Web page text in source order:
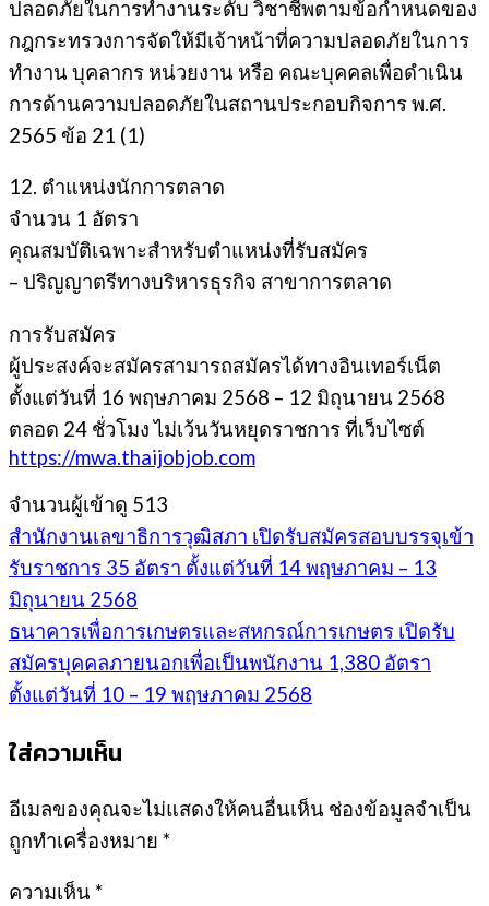
ปลอดภัยในการทํางานระดับ วิชาชีพตามข้อกําหนดของ
กฎกระทรวงการจัดให้มีเจ้าหน้าที่ความปลอดภัยในการ
ทํางาน บุคลากร หน่วยงาน หรือ คณะบุคคลเพื่อดําเนิน
การด้านความปลอดภัยในสถานประกอบกิจการ พ.ศ.
2565 ข้อ 21 (1)
12. ตำแหน่งนักการตลาด
จํานวน 1 อัตรา
คุณสมบัติเฉพาะสำหรับตำแหน่งที่รับสมัคร
– ปริญญาตรีทางบริหารธุรกิจ สาขาการตลาด
การรับสมัคร
ผู้ประสงค์จะสมัครสามารถสมัครได้ทางอินเทอร์เน็ต
ตั้งแต่วันที่ 16 พฤษภาคม 2568 – 12 มิถุนายน 2568
ตลอด 24 ชั่วโมง ไม่เว้นวันหยุดราชการ ที่เว็บไซต์
https://mwa.thaijobjob.com
จำนวนผู้เข้าดู 513
สำนักงานเลขาธิการวุฒิสภา เปิดรับสมัครสอบบรรจุเข้า
รับราชการ 35 อัตรา ตั้งแต่วันที่ 14 พฤษภาคม – 13
มิถุนายน 2568
ธนาคารเพื่อการเกษตรและสหกรณ์การเกษตร เปิดรับ
สมัครบุคคลภายนอกเพื่อเป็นพนักงาน 1,380 อัตรา
ตั้งแต่วันที่ 10 – 19 พฤษภาคม 2568
ใส่ความเห็น
อีเมลของคุณจะไม่แสดงให้คนอื่นเห็น ช่องข้อมูลจำเป็น
ถูกทำเครื่องหมาย *
ความเห็น *